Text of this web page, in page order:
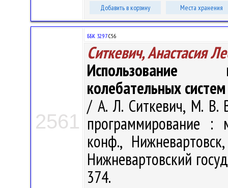
Добавить в корзину Места хранения
2561
ББК 32.97С56
Ситкевич, Анастасия
Использование
колебательных
/ А. Л. Ситкевич, М. В.
программирование :
конф.,
Нижневартовский
374.